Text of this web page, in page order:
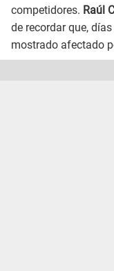
competidores. Raúl
de recordar que,
mostrado afectado